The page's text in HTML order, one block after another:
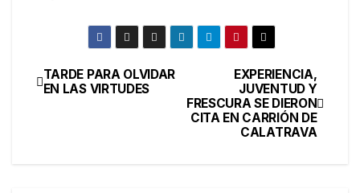
EXPERIENCIA,
JUVENTUD Y
FRESCURA SE DIERON
CITA EN CARRIÓN DE
CALATRAVA
TARDE PARA OLVIDAR
EN LAS VIRTUDES